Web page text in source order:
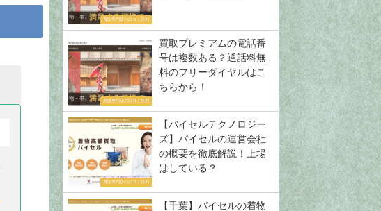
買取専門店の口コミ評判
買取専門店の口コミ評判
買取プレミアムの電話番
号は複数ある？通話料無
料のフリーダイヤルはこ
ちらから！
買取専門店の口コミ評判
【バイセルテクノロジー
ズ】バイセルの運営会社
の概要を徹底解説！上場
はしている？
【千葉】バイセルの着物